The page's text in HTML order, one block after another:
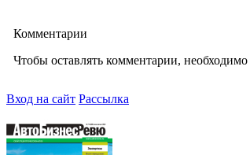
Комментарии
Чтобы оставлять комментарии, необходимо
Вход на сайт Рассылка